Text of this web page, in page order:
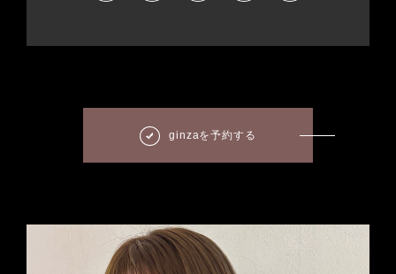
ginzaを予約する